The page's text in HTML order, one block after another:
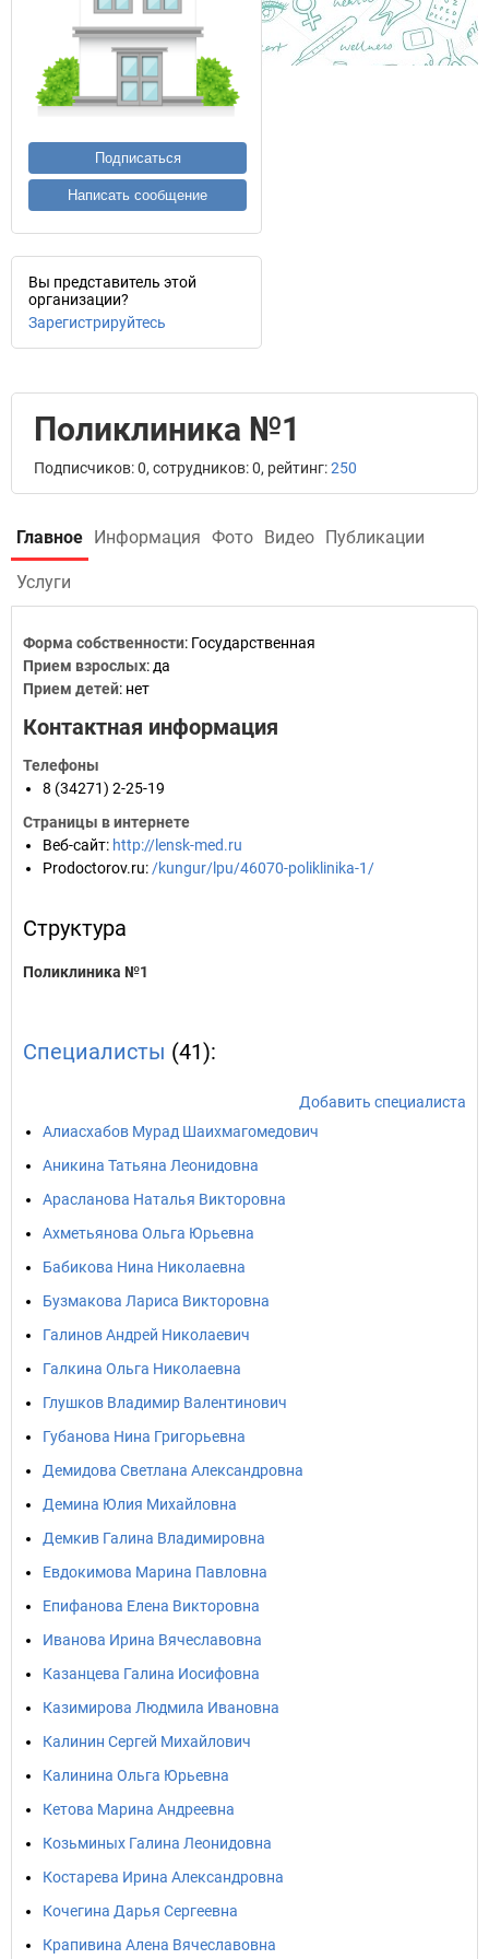
Подписаться
Написать сообщение
Вы представитель этой
организации?
Зарегистрируйтесь
Поликлиника №1
Подписчиков: 0, сотрудников: 0, рейтинг:250
Главное Информация Фото Видео Публикации
Услуги
Форма собственности: Государственная
Прием взрослых: да
Прием детей: нет
Контактная информация
Телефоны
8 (34271) 2-25-19
Страницы в интернете
Веб-сайт: http://lensk-med.ru
Prodoctorov.ru: /kungur/lpu/46070-poliklinika-1/
Структура
Поликлиника №1
Специалисты (41):
Добавить специалиста
Алиасхабов Мурад Шаихмагомедович
Аникина Татьяна Леонидовна
Арасланова Наталья Викторовна
Ахметьянова Ольга Юрьевна
Бабикова Нина Николаевна
Бузмакова Лариса Викторовна
Галинов Андрей Николаевич
Галкина Ольга Николаевна
Глушков Владимир Валентинович
Губанова Нина Григорьевна
Демидова Светлана Александровна
Демина Юлия Михайловна
Демкив Галина Владимировна
Евдокимова Марина Павловна
Епифанова Елена Викторовна
Иванова Ирина Вячеславовна
Казанцева Галина Иосифовна
Казимирова Людмила Ивановна
Калинин Сергей Михайлович
Калинина Ольга Юрьевна
Кетова Марина Андреевна
Козьминых Галина Леонидовна
Костарева Ирина Александровна
Кочегина Дарья Сергеевна
Крапивина Алена Вячеславовна